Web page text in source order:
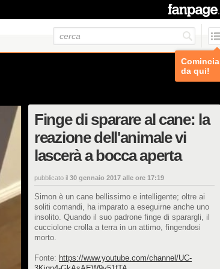
Comincia
da qui!
Finge di sparare al cane: la
reazione dell'animale vi
lascerà a bocca aperta
pubblicato il 30 gennaio 2017 alle ore 17:19
Simon è un cane bellissimo e intelligente; oltre ai
soliti comandi, ha imparato a eseguirne anche uno
insolito. Quando il suo padrone finge di sparargli, il
cucciolone crolla a terra in un attimo, fingendosi
morto.
Fonte: https://www.youtube.com/channel/UC-